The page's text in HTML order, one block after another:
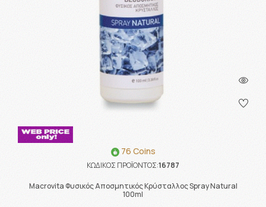
76 Coins
ΚΩΔΙΚΟΣ ΠΡΟΪΟΝΤΟΣ:16787
Macrovita Φυσικός Αποσμητικός Κρύσταλλος Spray Natural
100ml